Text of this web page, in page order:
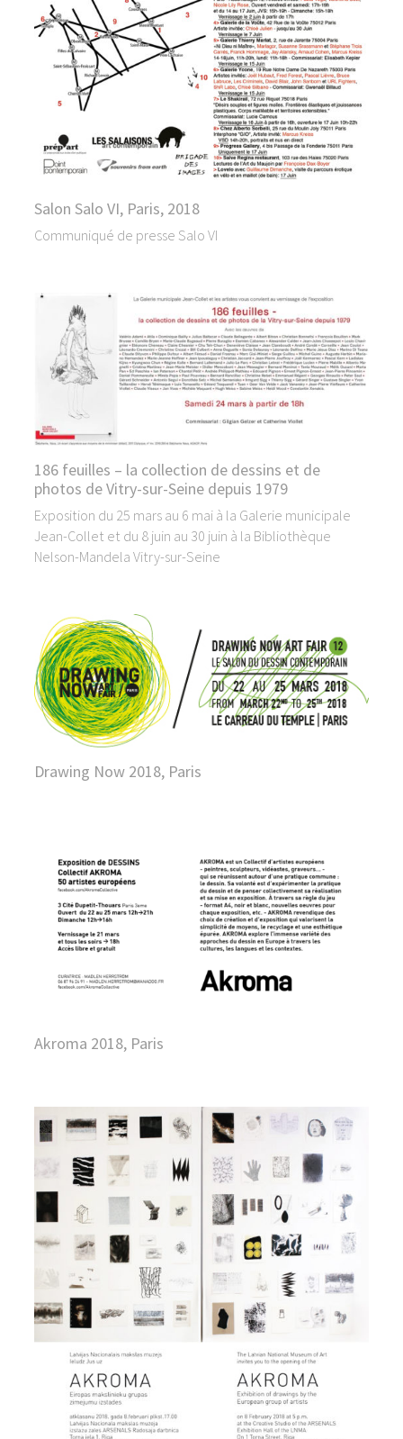
Salon Salo VI, Paris, 2018
Communiqué de presse Salo VI
186 feuilles – la collection de dessins et de
photos de Vitry-sur-Seine depuis 1979
Exposition du 25 mars au 6 mai à la Galerie municipale
Jean-Collet et du 8 juin au 30 juin à la Bibliothèque
Nelson-Mandela Vitry-sur-Seine
Drawing Now 2018, Paris
Akroma 2018, Paris